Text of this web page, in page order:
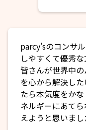
parcy’sのコンサ
しやすくて優秀な
皆さんが世界中
を心から解決し
たら本気度をか
ネルギーにあて
えようと思いまし